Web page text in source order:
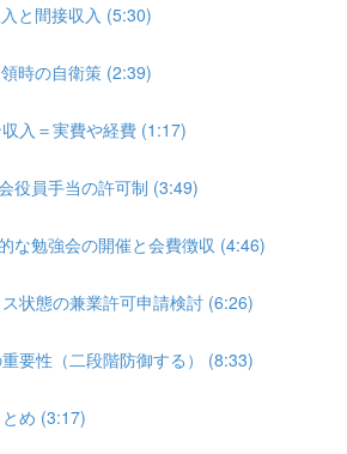
と間接収入 (5:30)
時の自衛策 (2:39)
入＝実費や経費 (1:17)
役員手当の許可制 (3:49)
な勉強会の開催と会費徴収 (4:46)
状態の兼業許可申請検討 (6:26)
要性（二段階防御する） (8:33)
め (3:17)